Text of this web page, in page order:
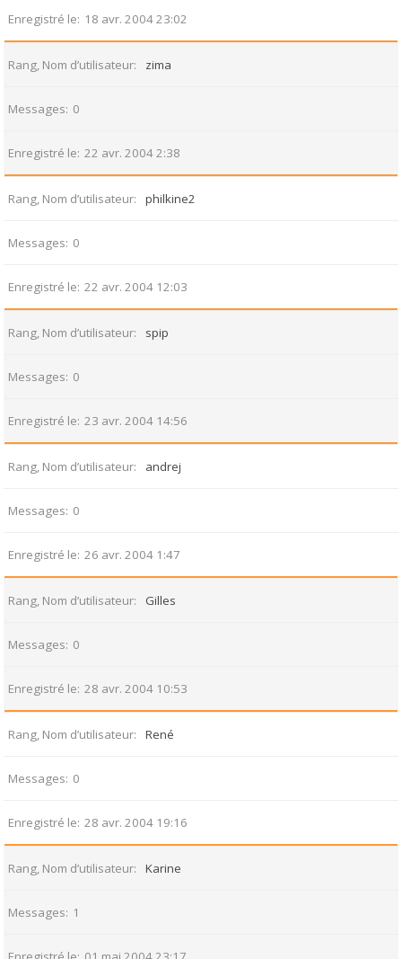
Enregistré le 18 avr. 2004 23:02
Rang, Nom d’utilisateur zima
Messages 0
Enregistré le 22 avr. 2004 2:38
Rang, Nom d’utilisateur philkine2
Messages 0
Enregistré le 22 avr. 2004 12:03
Rang, Nom d’utilisateur spip
Messages 0
Enregistré le 23 avr. 2004 14:56
Rang, Nom d’utilisateur andrej
Messages 0
Enregistré le 26 avr. 2004 1:47
Rang, Nom d’utilisateur Gilles
Messages 0
Enregistré le 28 avr. 2004 10:53
Rang, Nom d’utilisateur René
Messages 0
Enregistré le 28 avr. 2004 19:16
Rang, Nom d’utilisateur Karine
Messages 1